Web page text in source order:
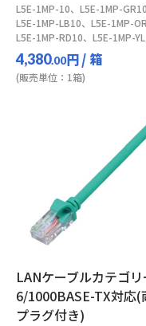
L5E-1MP-10、L5E-1MP-GR10
L5E-1MP-LB10、L5E-1MP-
L5E-1MP-RD10、L5E-1MP-
4,380.00円/ 箱
(販売単位：1箱)
LANケーブルカテゴリ
6/1000BASE-TX対応(
プラグ付き)